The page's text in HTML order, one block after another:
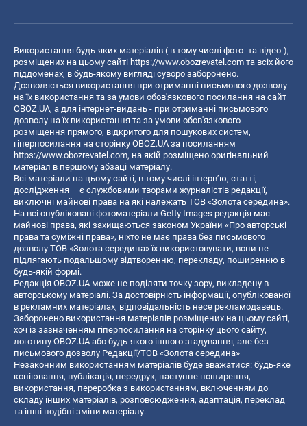
Використання будь-яких матеріалів ( в тому числі фото- та відео-),
розміщених на цьому сайті https://www.obozrevatel.com та всіх його
піддоменах, в будь-якому вигляді суворо заборонено.
Дозволяється використання при отриманні письмового дозволу
на їх використання та за умови обов'язкового посилання на сайт
OBOZ.UA, а для інтернет-видань - при отриманні письмового
дозволу на їх використання та за умови обов'язкового
розміщення прямого, відкритого для пошукових систем,
гіперпосилання на сторінку OBOZ.UA за посиланням
https://www.obozrevatel.com, на якій розміщено оригінальний
матеріал в першому абзаці матеріалу.
Всі матеріали на цьому сайті, в тому числі інтерв’ю, статті,
дослідження – є службовими творами журналістів редакції,
виключні майнові права на які належать ТОВ «Золота середина».
На всі опубліковані фотоматеріали Getty Images редакція має
майнові права, які захищаються законом України «Про авторські
права та суміжні права», ніхто не має права без письмового
дозволу ТОВ «Золота середина» їх використовувати, вони не
підлягають подальшому відтворенню, перекладу, поширенню в
будь-якій формі.
Редакція OBOZ.UA може не поділяти точку зору, викладену в
авторському матеріалі. За достовірність інформації, опублікованої
в рекламних матеріалах, відповідальність несе рекламодавець.
Заборонено використання матеріалів розміщених на цьому сайті,
хоч із зазначенням гіперпосилання на сторінку цього сайту,
логотипу OBOZ.UA або будь-якого іншого згадування, але без
письмового дозволу Редакції/ТОВ «Золота середина»
Незаконним використанням матеріалів буде вважатися: будь-яке
копiювання, публiкацiя, передрук, наступне поширення,
використання, переробка з використанням, включенням до
складу інших матеріалів, розповсюдження, адаптація, переклад
та інші подібні зміни матеріалу.